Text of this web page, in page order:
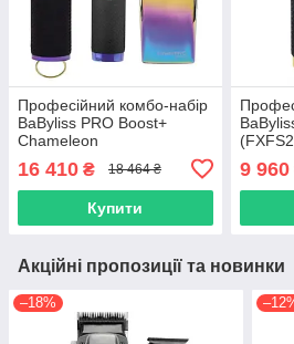
Професійний комбо-набір
BaByliss PRO Boost+
Chameleon
(FX8700IBPE+FX7870IBPE+FXFS2IE)
16 410 ₴ 18 464 ₴
Купити
9 960
Акційні пропозиції та новинки
–18%